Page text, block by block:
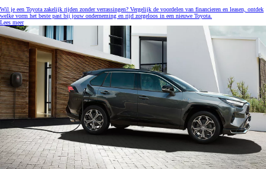
Wil je een Toyota zakelijk rijden zonder verrassingen? Vergelijk de voordelen van financieren en leasen, ontdek
welke vorm het beste past bij jouw onderneming en rijd zorgeloos in een nieuwe Toyota.
Lees meer